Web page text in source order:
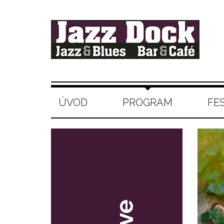
ÚVOD PROGRAM